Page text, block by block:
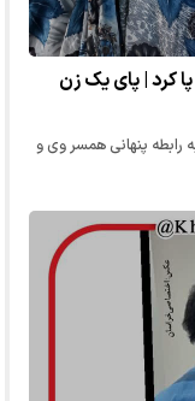
کرد | پای یک زن
رابطه پنهانی همسر وی و